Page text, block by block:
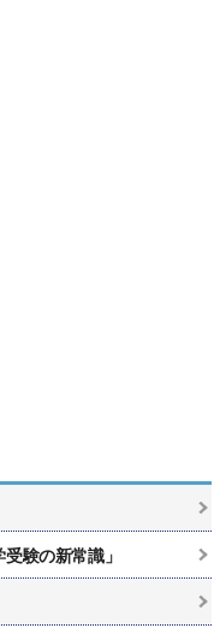
験の新常識」